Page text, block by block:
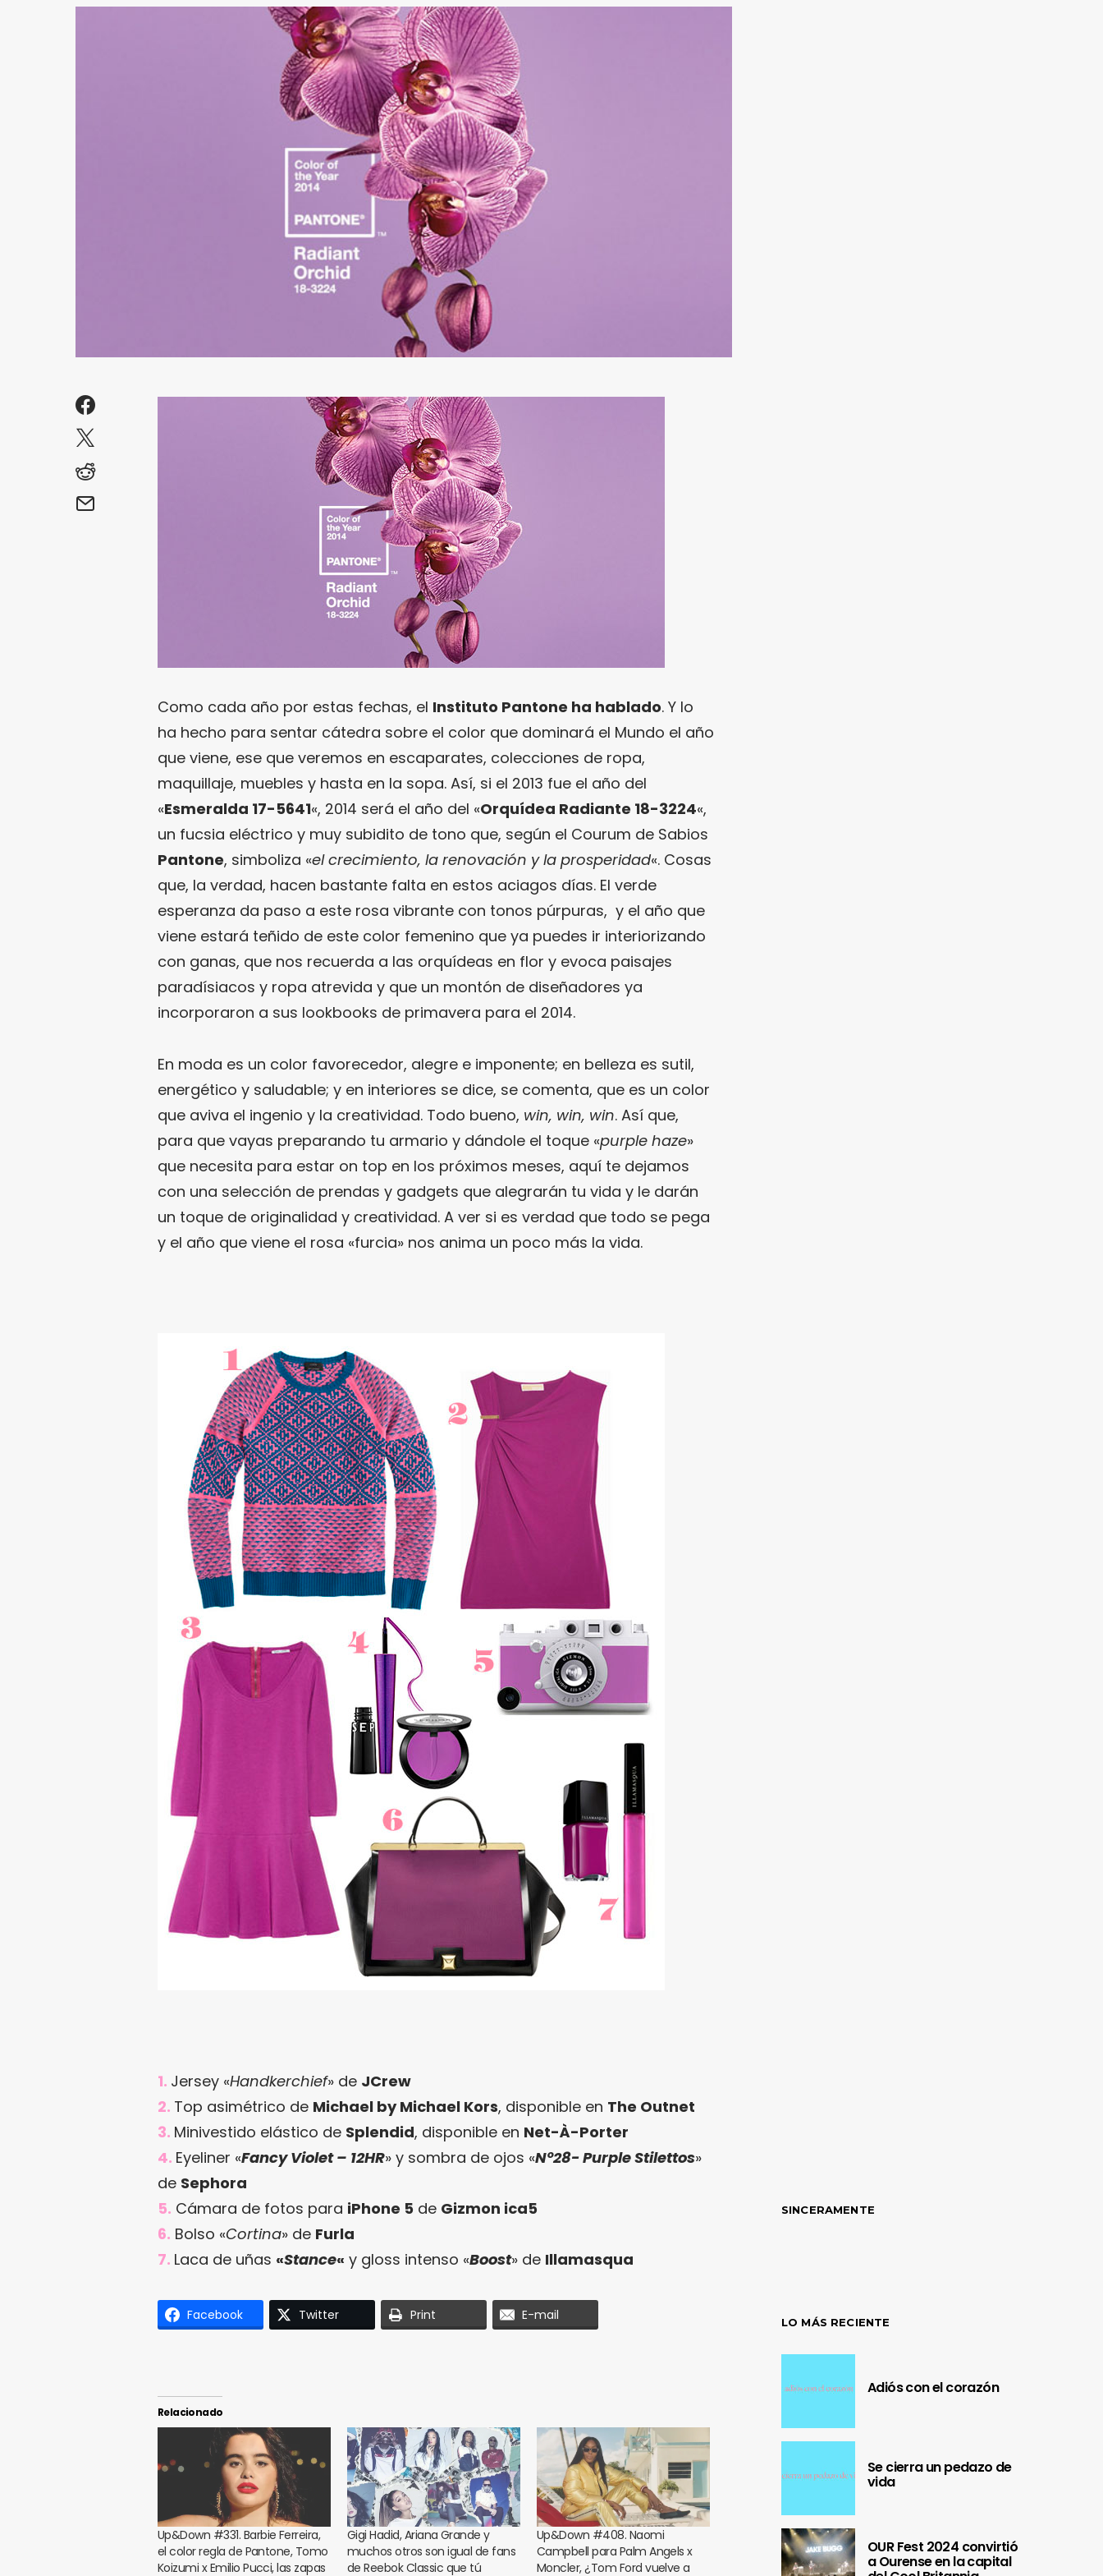
Como cada año por estas fechas, el Instituto Pantone ha hablado. Y lo
ha hecho para sentar cátedra sobre el color que dominará el Mundo el año
que viene, ese que veremos en escaparates, colecciones de ropa,
maquillaje, muebles y hasta en la sopa. Así, si el 2013 fue el año del
«Esmeralda 17-5641«, 2014 será el año del «Orquídea Radiante 18-3224«,
un fucsia eléctrico y muy subidito de tono que, según el Courum de Sabios
Pantone, simboliza «el crecimiento, la renovación y la prosperidad«. Cosas
que, la verdad, hacen bastante falta en estos aciagos días. El verde
esperanza da paso a este rosa vibrante con tonos púrpuras, y el año que
viene estará teñido de este color femenino que ya puedes ir interiorizando
con ganas, que nos recuerda a las orquídeas en flor y evoca paisajes
paradísiacos y ropa atrevida y que un montón de diseñadores ya
incorporaron a sus lookbooks de primavera para el 2014.
En moda es un color favorecedor, alegre e imponente; en belleza es sutil,
energético y saludable; y en interiores se dice, se comenta, que es un color
que aviva el ingenio y la creatividad. Todo bueno, win, win, win. Así que,
para que vayas preparando tu armario y dándole el toque «purple haze»
que necesita para estar on top en los próximos meses, aquí te dejamos
con una selección de prendas y gadgets que alegrarán tu vida y le darán
un toque de originalidad y creatividad. A ver si es verdad que todo se pega
y el año que viene el rosa «furcia» nos anima un poco más la vida.
1. Jersey «Handkerchief» de JCrew
2. Top asimétrico de Michael by Michael Kors, disponible en The Outnet
3. Minivestido elástico de Splendid, disponible en Net-À-Porter
4. Eyeliner «Fancy Violet – 12HR» y sombra de ojos «Nº28- Purple Stilettos»
de Sephora
5. Cámara de fotos para iPhone 5 de Gizmon ica5
6. Bolso «Cortina» de Furla
7. Laca de uñas «Stance« y gloss intenso «Boost» de Illamasqua
Facebook Twitter Print E-mail
Relacionado
Up&Down #331. Barbie Ferreira,
el color regla de Pantone, Tomo
Koizumi x Emilio Pucci, las zapas
Gigi Hadid, Ariana Grande y
muchos otros son igual de fans
de Reebok Classic que tú
Up&Down #408. Naomi
Campbell para Palm Angels x
Moncler, ¿Tom Ford vuelve a
SINCERAMENTE
LO MÁS RECIENTE
Adiós con el corazón
Se cierra un pedazo de
vida
OUR Fest 2024 convirtió
a Ourense en la capital